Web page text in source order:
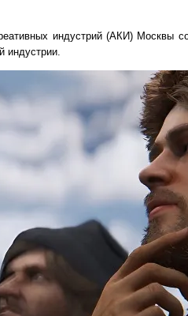
индустрий (АКИ) Москвы
индустрии.